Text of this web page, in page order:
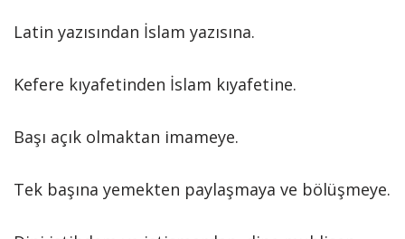
Latin yazısından İslam yazısına.
Kefere kıyafetinden İslam kıyafetine.
Başı açık olmaktan imameye.
Tek başına yemekten paylaşmaya ve bölüşmeye.